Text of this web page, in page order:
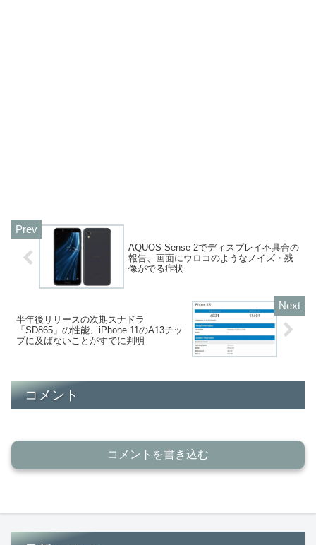
AQUOS Sense 2でディスプレイ不具合の
報告、画面にウロコのようなノイズ・残
像がでる症状
半年後リリースの次期スナドラ
「SD865」の性能、iPhone 11のA13チッ
プに及ばないことがすでに判明
コメント
コメントを書き込む